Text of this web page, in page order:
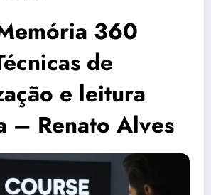
360
de
e leitura
– Renato Alves